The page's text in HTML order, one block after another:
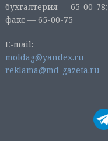
бухгалтерия — 65-00-78;
факс — 65-00-75
E-mail:
moldag@yandex.ru
reklama@md-gazeta.ru